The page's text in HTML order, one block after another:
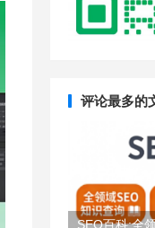
评论最多的
SEO百科:全